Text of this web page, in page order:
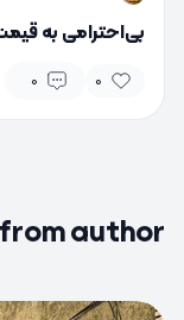
بی‌احترامی به
0
0
author